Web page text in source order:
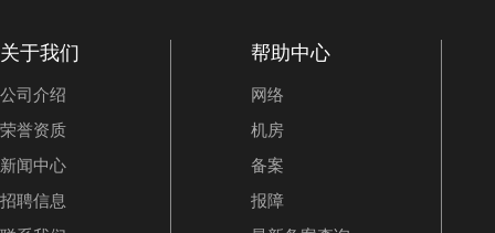
关于我们
公司介绍
荣誉资质
新闻中心
招聘信息
帮助中心
网络
机房
备案
报障